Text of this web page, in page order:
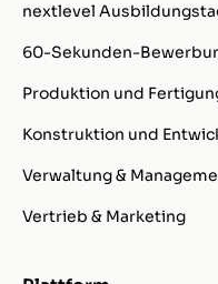
nextlevel
60-Sekunden-
Produktion und
Konstruktion und
Verwaltung &
Vertrieb & Marketing